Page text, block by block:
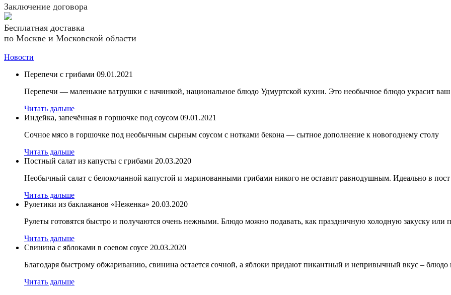
Заключение договора
Бесплатная доставка
по Москве и Московской области
Новости
Перепечи с грибами 09.01.2021
Перепечи — маленькие ватрушки с начинкой, национальное блюдо Удмуртской кухни. Это необычное блюдо украсит ваш
Читать дальше
Индейка, запечённая в горшочке под соусом 09.01.2021
Сочное мясо в горшочке под необычным сырным соусом с нотками бекона — сытное дополнение к новогоднему столу
Читать дальше
Постный салат из капусты с грибами 20.03.2020
Необычный салат с белокочанной капустой и маринованными грибами никого не оставит равнодушным. Идеально в пост
Читать дальше
Рулетики из баклажанов «Неженка» 20.03.2020
Рулеты готовятся быстро и получаются очень нежными. Блюдо можно подавать, как праздничную холодную закуску или
Читать дальше
Свинина с яблоками в соевом соусе 20.03.2020
Благодаря быстрому обжариванию, свинина остается сочной, а яблоки придают пикантный и непривычный вкус – блюдо
Читать дальше